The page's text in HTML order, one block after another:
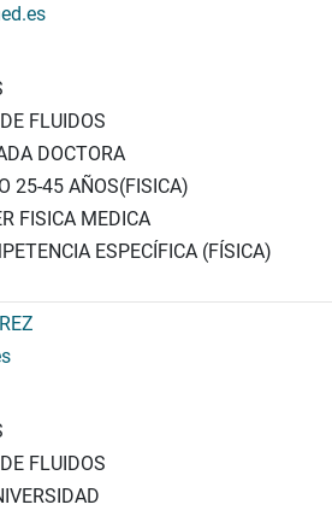
FLUIDOS
DOCTORA
25-45 AÑOS(FISICA)
FISICA MEDICA
ESPECÍFICA (FÍSICA)
FLUIDOS